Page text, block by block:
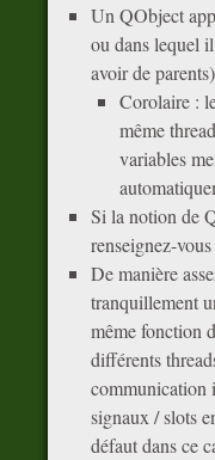
Un QObject
ou dans lequel
avoir de parents)
Corolaire :
même
variables
Si la notion de
renseignez-
De manière
tranquillement
même fonction
différents
communication
signaux / slots
défaut dans ce